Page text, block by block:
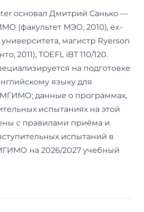
основал Дмитрий Санько —
(факультет МЭО, 2010), ex-
магистр Ryerson
2011), TOEFL iBT 110/120.
на подготовке
языку для
МГИМО; данные о программах,
испытаниях на этой
с правилами приёма и
испытаний в
на 2026/2027 учебный